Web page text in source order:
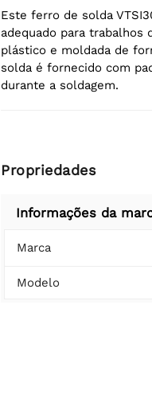
Este ferro de solda
adequado para trabalhos
plástico e moldada de
solda é fornecido com
durante a soldagem.
Propriedades
Informações da
Marca
Modelo